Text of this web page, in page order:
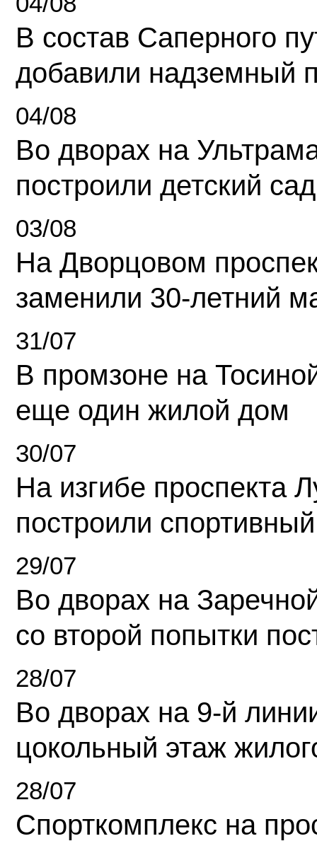
В состав Саперного
добавили надземный
04/08
Во дворах на
построили детский сад
03/08
На Дворцовом
заменили 30-летний
31/07
В промзоне на
еще один жилой дом
30/07
На изгибе проспекта
построили
29/07
Во дворах на
со второй попытки
28/07
Во дворах на 9-й
цокольный этаж
28/07
Спорткомплекс на